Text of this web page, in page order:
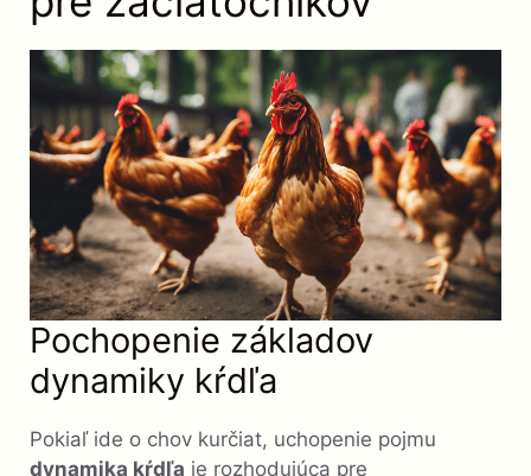
Pochopenie základov
dynamiky kŕdľa
Pokiaľ ide o chov kurčiat, uchopenie pojmu
dynamika kŕdľa je rozhodujúca pre